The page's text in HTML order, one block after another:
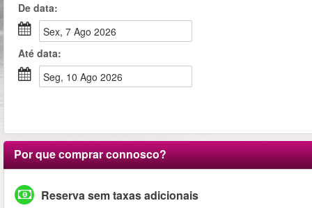
De data:
Sex, 7 Ago 2026
Até data:
Seg, 10 Ago 2026
Por que comprar connosco?
Reserva sem taxas adicionais